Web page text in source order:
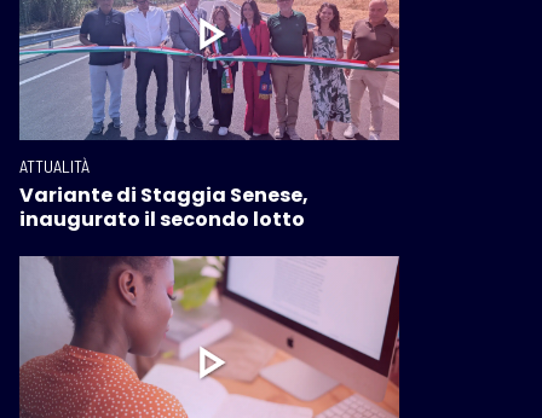
ATTUALITÀ
Variante di Staggia Senese,
inaugurato il secondo lotto